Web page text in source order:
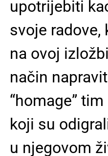
upotrijebiti
svoje radove,
na ovoj
način
“homage”
koji su
u njegovom